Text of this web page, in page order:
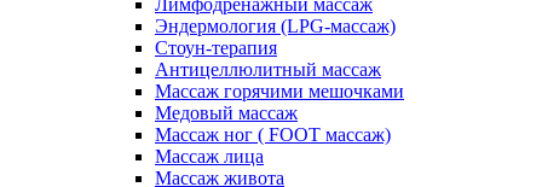
Лимфодренажный массаж
Эндермология (LPG-массаж)
Стоун-терапия
Антицеллюлитный массаж
Массаж горячими мешочками
Медовый массаж
Массаж ног ( FOOT массаж)
Массаж лица
Массаж живота